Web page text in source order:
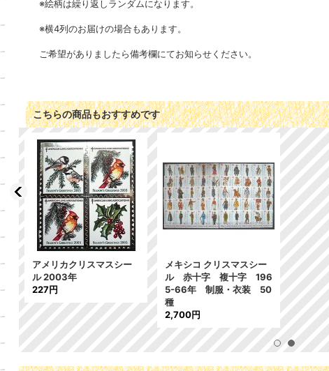
※絵柄は繰り返しランダムになります。
※横4列のお届けの場合もあります。
ご希望がありましたら備考欄にてお知らせください。
こちらの商品もおすすめです
アメリカクリスマスシー
ル 2003年
227円
メキシコ クリスマスシー
ル 赤十字 複十字 196
5-66年 制服・衣装 50
種
2,700円